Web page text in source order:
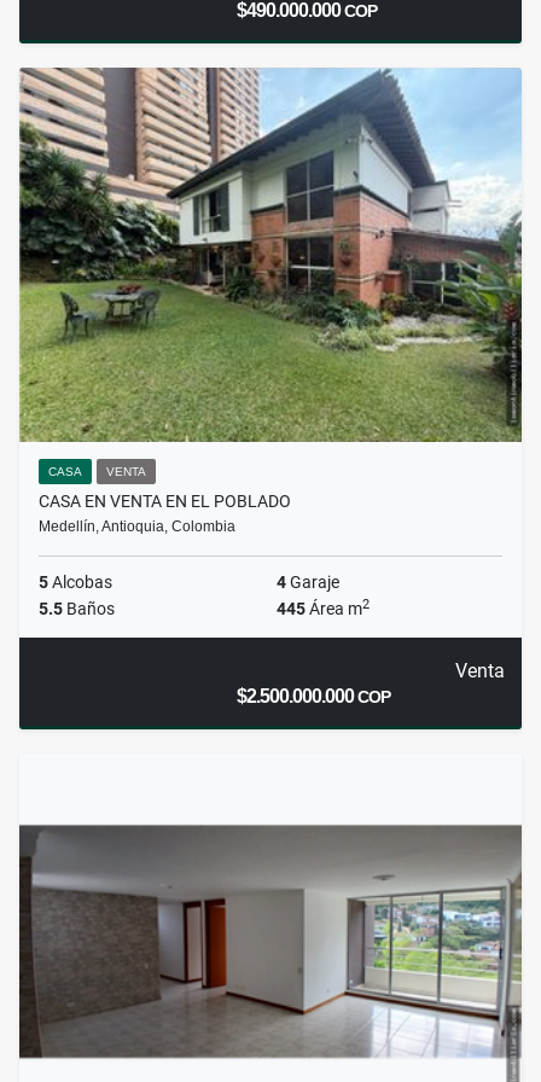
$490.000.000COP
CASA VENTA
CASA EN VENTA EN EL POBLADO
Medellín, Antioquia, Colombia
5Alcobas 4Garaje
5.5 Baños 445Área m2
Venta
$2.500.000.000COP